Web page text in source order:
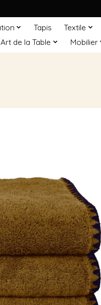
Tapis Textile
Art de la Table Mobilier